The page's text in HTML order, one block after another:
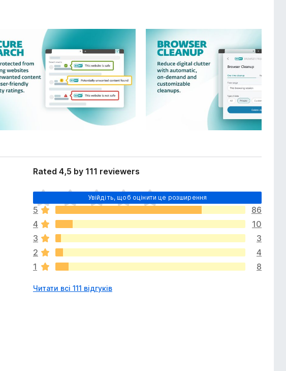
Rated 4,5 by 111 reviewers
Увійдіть, щоб оцінити це розширення
Щ
е
н
е
м
а
є
о
і
5
86
4
10
3
3
2
4
1
8
Читати всі 111 відгуків